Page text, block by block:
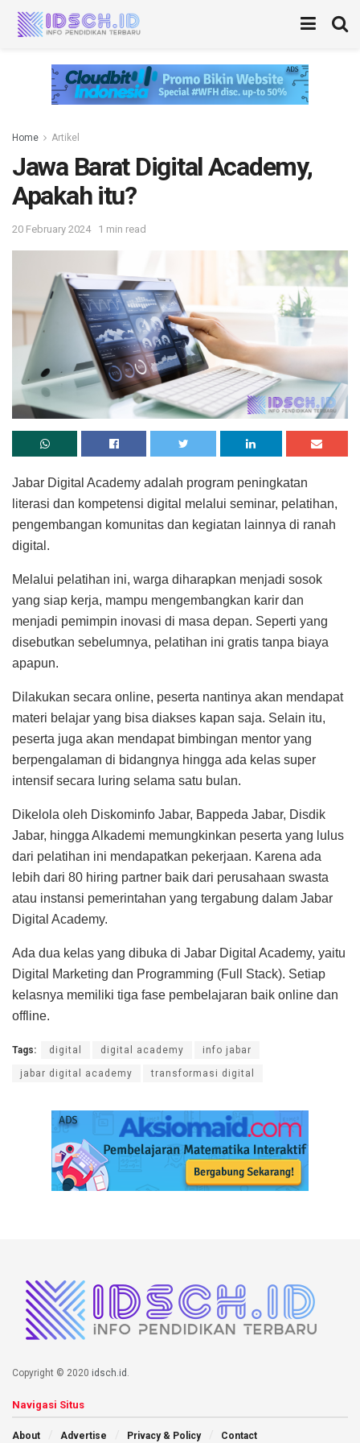
Home Artikel
Jawa Barat Digital Academy,
Apakah itu?
20 February 2024 1 min read
Jabar Digital Academy adalah program peningkatan
literasi dan kompetensi digital melalui seminar, pelatihan,
pengembangan komunitas dan kegiatan lainnya di ranah
digital.
Melalui pelatihan ini, warga diharapkan menjadi sosok
yang siap kerja, mampu mengembangkan karir dan
menjadi pemimpin inovasi di masa depan. Seperti yang
disebutkan sebelumnya, pelatihan ini gratis tanpa biaya
apapun.
Dilakukan secara online, peserta nantinya akan mendapat
materi belajar yang bisa diakses kapan saja. Selain itu,
peserta juga akan mendapat bimbingan mentor yang
berpengalaman di bidangnya hingga ada kelas super
intensif secara luring selama satu bulan.
Dikelola oleh Diskominfo Jabar, Bappeda Jabar, Disdik
Jabar, hingga Alkademi memungkinkan peserta yang lulus
dari pelatihan ini mendapatkan pekerjaan. Karena ada
lebih dari 80 hiring partner baik dari perusahaan swasta
atau instansi pemerintahan yang tergabung dalam Jabar
Digital Academy.
Ada dua kelas yang dibuka di Jabar Digital Academy, yaitu
Digital Marketing dan Programming (Full Stack). Setiap
kelasnya memiliki tiga fase pembelajaran baik online dan
offline.
Tags: digital digital academy info jabar
jabar digital academy transformasi digital
Copyright © 2020 idsch.id
Navigasi Situs
About Advertise Privacy & Policy Contact